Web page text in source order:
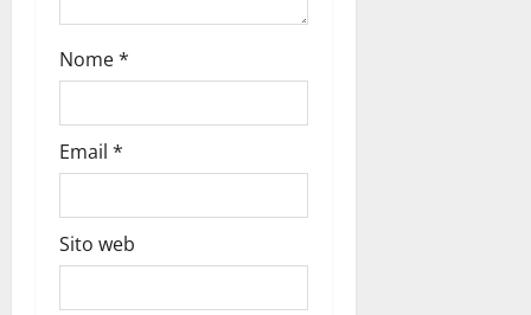
Nome*
Email *
Sito web